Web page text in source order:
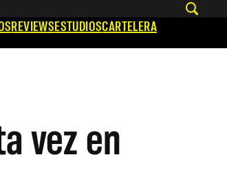
REVIEWSESTUDIOSCARTELERA
vez en